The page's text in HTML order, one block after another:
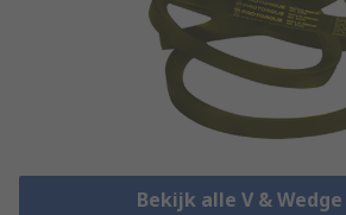
Bekijk alle V &